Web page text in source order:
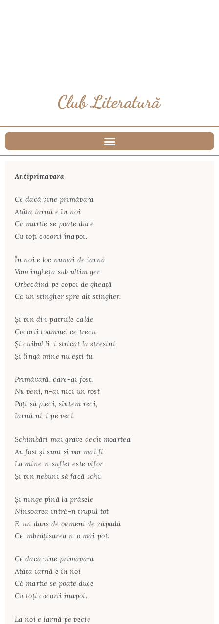
Antiprimavara
Ce dacă vine primăvara
Atâta iarnă e în noi
Că martie se poate duce
Cu toţi cocorii înapoi.
În noi e loc numai de iarnă
Vom îngheţa sub ultim ger
Orbecăind pe copci de gheaţă
Ca un stingher spre alt stingher.
Şi vin din patriile calde
Cocorii toamnei ce trecu
Şi cuibul li-i stricat la streşini
Şi lîngă mine nu eşti tu.
Primăvară, care-ai fost,
Nu veni, n-ai nici un rost
Poţi să pleci, sîntem reci,
Iarnă ni-i pe veci.
Schimbări mai grave decît moartea
Au fost şi sunt şi vor mai fi
La mine-n suflet este vifor
Şi vin nebuni să facă schi.
Şi ninge pînă la prăsele
Ninsoarea intră-n trupul tot
E-un dans de oameni de zăpadă
Ce-mbrăţişarea n-o mai pot.
Ce dacă vine primăvara
Atâta iarnă e în noi
Că martie se poate duce
Cu toţi cocorii înapoi.
La noi e iarnă pe vecie